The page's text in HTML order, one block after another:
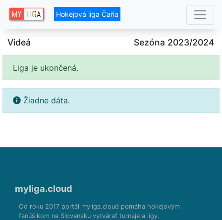
Hokejová liga Čaňa
Videá Sezóna 2023/2024
Liga je ukončená.
Žiadne dáta.
myliga.cloud
Od roku 2017 portál myliga.cloud pomáha hokejovým
fanúšikom na Slovensku vytvárať turnaje a ligy.